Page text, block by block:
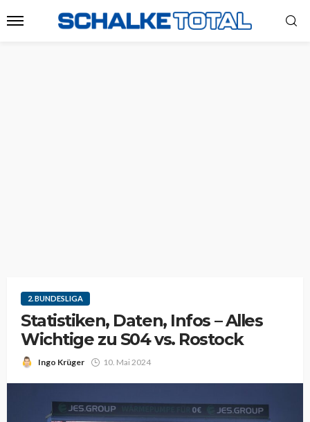
2. BUNDESLIGA
Statistiken, Daten, Infos – Alles
Wichtige zu S04 vs. Rostock
Ingo Krüger 10. Mai 2024